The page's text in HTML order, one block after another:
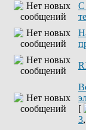
[
3,